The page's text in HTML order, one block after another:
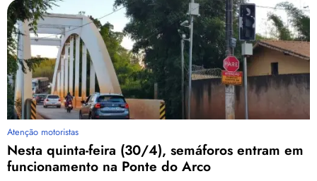
Atenção motoristas
Nesta quinta-feira (30/4), semáforos entram em
funcionamento na Ponte do Arco